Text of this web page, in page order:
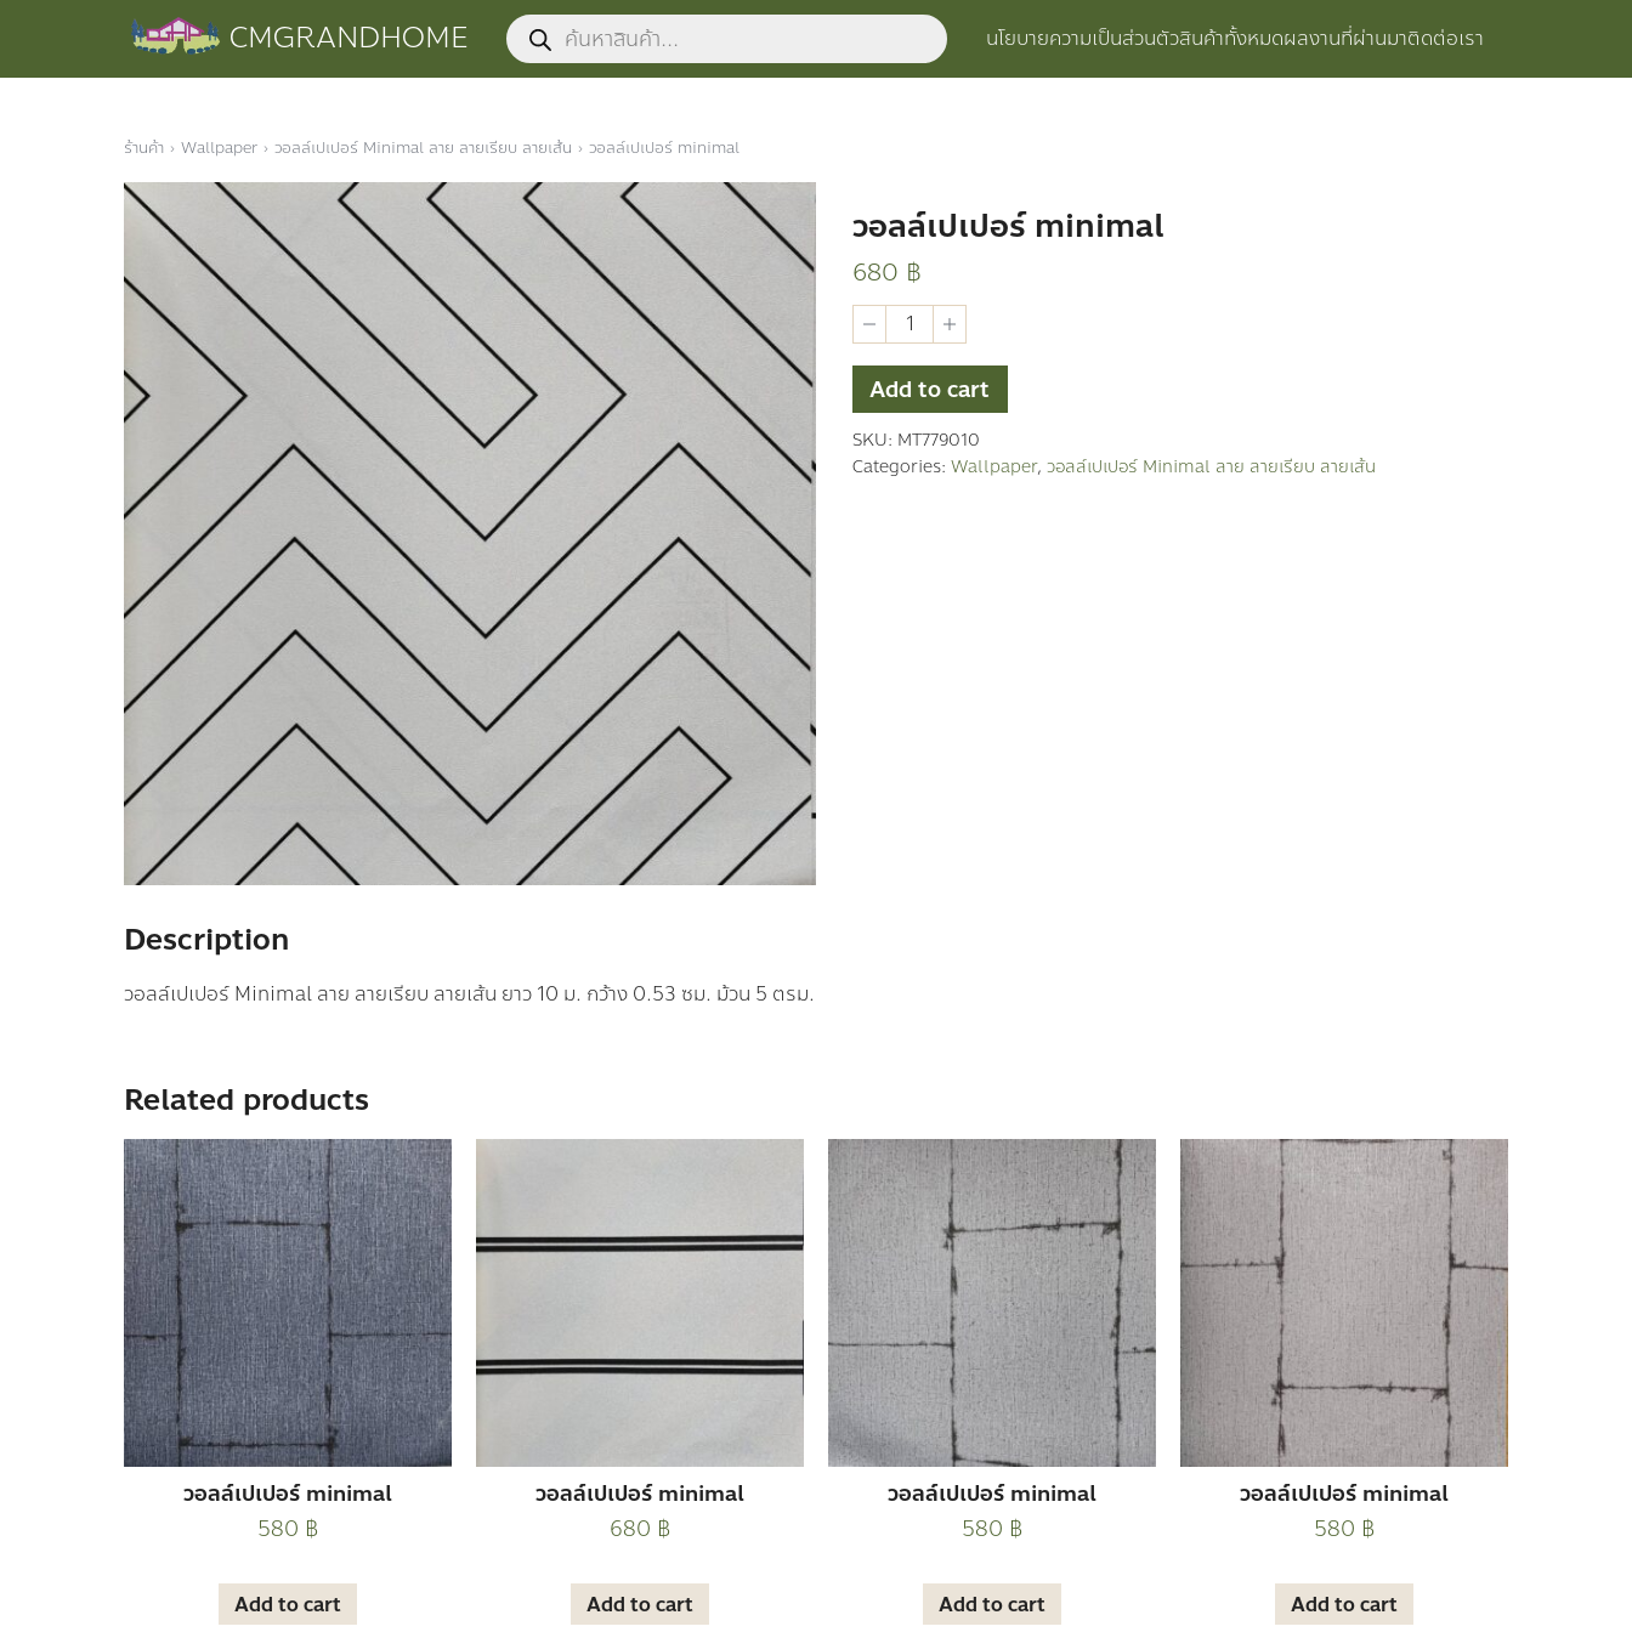
content
CMGRANDHOME Products
search นโยบายความเป็นส่วนตัวสินค้าทั้งหมดผลงานที่ผ่านมาติดต่อเรา
ร้านค้า › Wallpaper › วอลล์เปเปอร์ Minimal ลาย ลายเรียบ ลายเส้น › วอลล์เปเปอร์ minimal
วอลล์เปเปอร์ minimal
680 ฿
วอ
ลล์
เปเปอร์
minimal
quantity
Add to cart
SKU: MT779010
Categories: Wallpaper, วอลล์เปเปอร์ Minimal ลาย ลายเรียบ ลายเส้น
Description
วอลล์เปเปอร์ Minimal ลาย ลายเรียบ ลายเส้น ยาว 10 ม. กว้าง 0.53 ซม. ม้วน 5 ตรม.
Related products
วอลล์เปเปอร์ minimal
580 ฿
Add to cart
วอลล์เปเปอร์ minimal
680 ฿
Add to cart
วอลล์เปเปอร์ minimal
580 ฿
Add to cart
วอลล์เปเปอร์ minimal
580 ฿
Add to cart